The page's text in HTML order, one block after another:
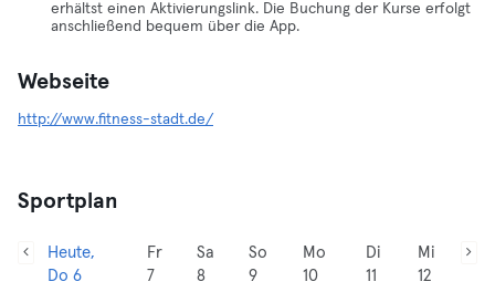
erhältst einen Aktivierungslink. Die Buchung der Kurse erfolgt
anschließend bequem über die App.
Webseite
http://www.fitness-stadt.de/
Sportplan
Heute,
Do 6
Fr
7
Sa
8
So
9
Mo
10
Di
11
Mi
12